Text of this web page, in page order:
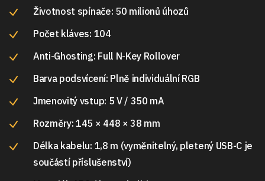
Životnost spínače: 50 milionů úhozů
Počet kláves: 104
Anti-Ghosting: Full N-Key Rollover
Barva podsvícení: Plně individuální RGB
Jmenovitý vstup: 5 V / 350 mA
Rozměry: 145 × 448 × 38 mm
Délka kabelu: 1,8 m (vyměnitelný, pletený USB-C je
součástí příslušenství)